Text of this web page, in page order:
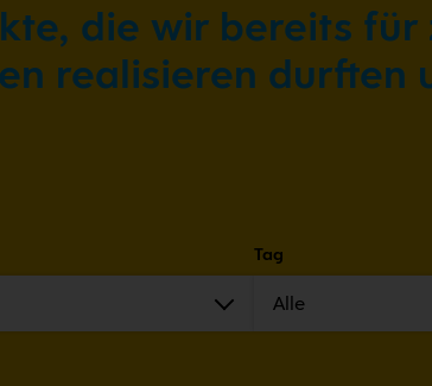
die wir bereits
realisieren durften
Tag
Alle